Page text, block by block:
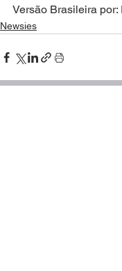
Versão Brasileira
Newsies